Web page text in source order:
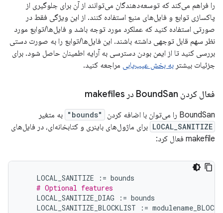
را فراهم می‌کند که توسعه‌دهندگان می‌توانند از آن برای جلوگیری از
پاکسازی توابع و فایل‌های منبع استفاده کنند. از این ویژگی فقط در
صورتی استفاده کنید که عملکرد مورد توجه باشد و فایل‌ها/توابع مورد
نظر سهم قابل توجهی داشته باشند. این فایل‌ها/توابع را به صورت دستی
بررسی کنید تا از ایمن بودن دسترسی به آرایه اطمینان حاصل شود. برای
جزئیات بیشتر به بخش عیب‌یابی مراجعه کنید.
فعال کردن Bound San در makefiles
BoundSan را می‌توان با اضافه کردن "bounds" به متغیر
LOCAL_SANITIZE برای ماژول‌های باینری و کتابخانه‌ای، در فایل‌های
makefile فعال کرد:
LOCAL_SANITIZE := bounds
# Optional features
LOCAL_SANITIZE_DIAG
:= bounds
LOCAL_SANITIZE_BLOCKLIST
:=